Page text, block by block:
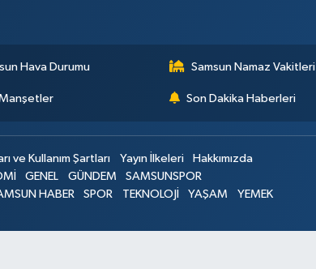
Hava Durumu Samsun Namaz Vakitleri
Son Dakika Haberleri
ve Kullanım Şartları Yayın İlkeleri
Hakkımızda
GENEL GÜNDEM
SAMSUNSPOR
HABER SPOR TEKNOLOJİ YAŞAM YEMEK